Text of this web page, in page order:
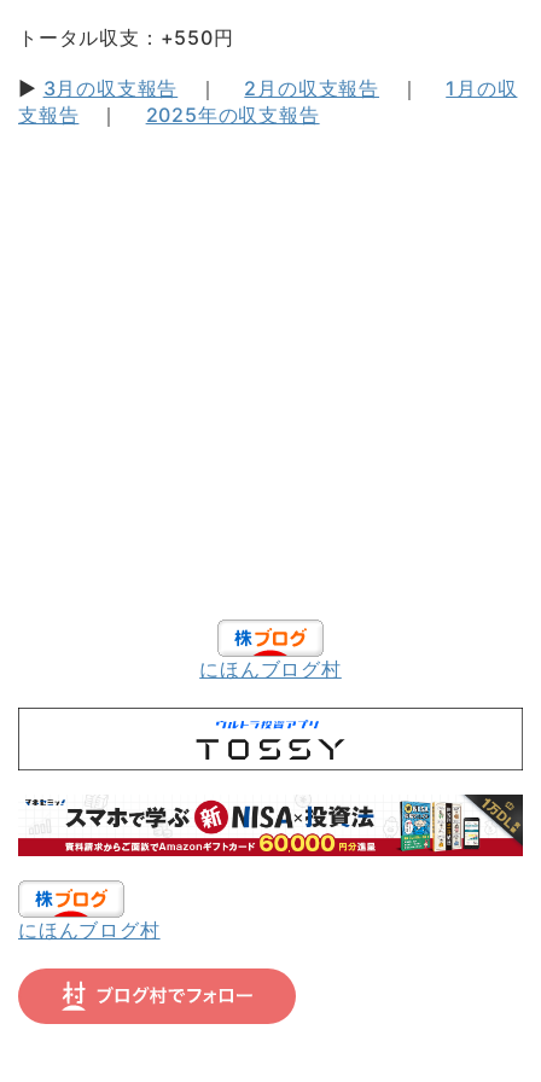
トータル収支：+550円
▶ 3月の収支報告 ｜ 2月の収支報告 ｜ 1月の収
支報告 ｜ 2025年の収支報告
にほんブログ村
にほんブログ村